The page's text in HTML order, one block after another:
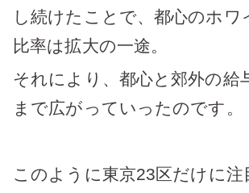
し続けたことで、都心のホワ
比率は拡大の一途。
それにより、都心と郊外の給
まで広がっていったのです。
このように東京23区だけに注